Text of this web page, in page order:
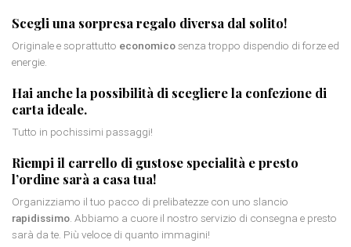
Scegli una sorpresa regalo diversa dal solito!
Originale e soprattutto economicosenza troppo dispendio di forze ed
energie.
Hai anche la possibilità di scegliere la confezione di
carta ideale.
Tutto in pochissimi passaggi!
Riempi il carrello di gustose specialità e presto
l’ordine sarà a casa tua!
Organizziamo il tuo pacco di prelibatezze con uno slancio
rapidissimo . Abbiamo a cuore il nostro servizio di consegna e presto
sarà da te. Più veloce di quanto immagini!